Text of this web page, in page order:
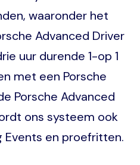
waaronder het
Advanced Driver
uur durende 1-op 1
met een Porsche
Porsche Advanced
ons systeem ook
Events en proefritten.